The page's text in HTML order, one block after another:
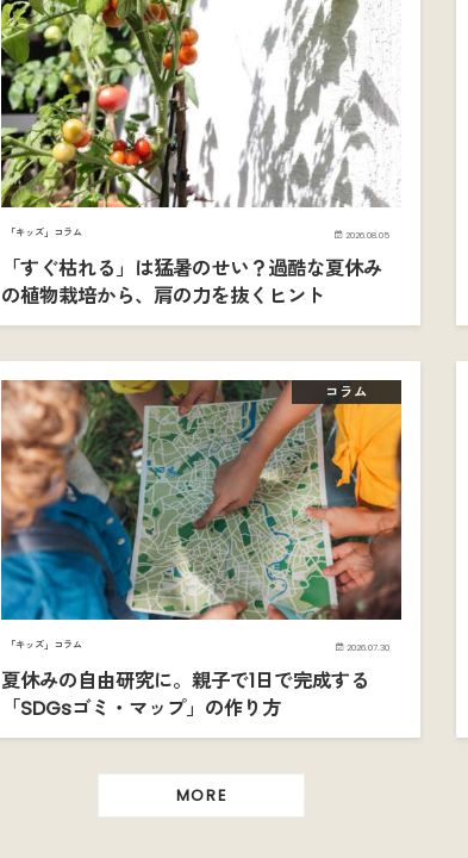
「キッズ」コラム 2026.08.05
「すぐ枯れる」は猛暑のせい？過酷な夏休み
の植物栽培から、肩の力を抜くヒント
コラム
「キッズ」コラム 2026.07.30
夏休みの自由研究に。親子で1日で完成する
「SDGsゴミ・マップ」の作り方
MORE